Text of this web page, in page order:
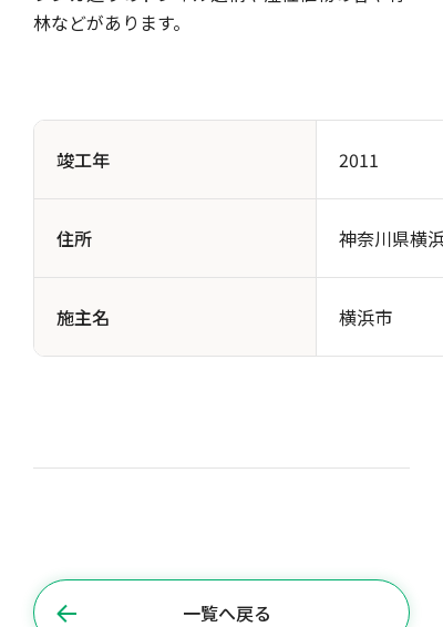
林などがあります。
竣工年 2011
住所 神奈川県横
施主名 横浜市
一覧へ戻る